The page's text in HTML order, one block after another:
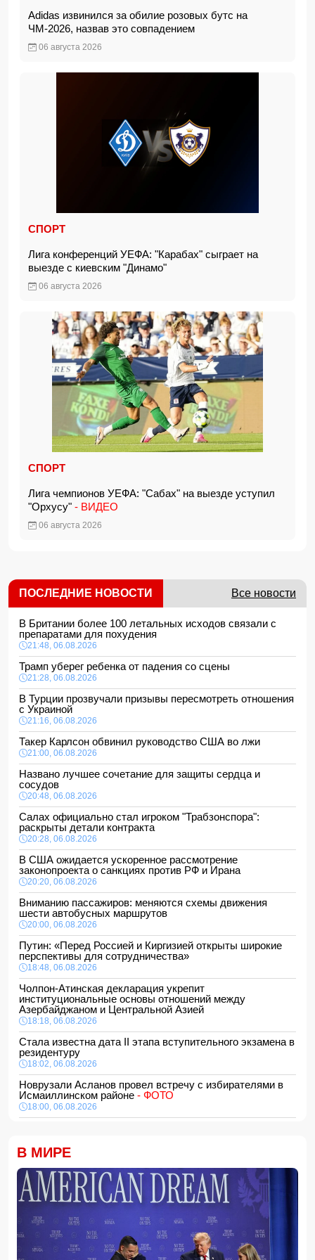
Adidas извинился за обилие розовых бутс на
ЧМ-2026, назвав это совпадением
06 августа 2026
СПОРТ
Лига конференций УЕФА: "Карабах" сыграет на
выезде с киевским "Динамо"
06 августа 2026
СПОРТ
Лига чемпионов УЕФА: "Сабах" на выезде уступил
"Орхусу" - ВИДЕО
06 августа 2026
ПОСЛЕДНИЕ НОВОСТИ Все новости
В Британии более 100 летальных исходов связали с
препаратами для похудения
21:48, 06.08.2026
Трамп уберег ребенка от падения со сцены
21:28, 06.08.2026
В Турции прозвучали призывы пересмотреть отношения
с Украиной
21:16, 06.08.2026
Такер Карлсон обвинил руководство США во лжи
21:00, 06.08.2026
Названо лучшее сочетание для защиты сердца и
сосудов
20:48, 06.08.2026
Салах официально стал игроком "Трабзонспора":
раскрыты детали контракта
20:28, 06.08.2026
В США ожидается ускоренное рассмотрение
законопроекта о санкциях против РФ и Ирана
20:20, 06.08.2026
Вниманию пассажиров: меняются схемы движения
шести автобусных маршрутов
20:00, 06.08.2026
Путин: «Перед Россией и Киргизией открыты широкие
перспективы для сотрудничества»
18:48, 06.08.2026
Чолпон-Атинская декларация укрепит
институциональные основы отношений между
Азербайджаном и Центральной Азией
18:18, 06.08.2026
Стала известна дата II этапа вступительного экзамена в
резидентуру
18:02, 06.08.2026
Новрузали Асланов провел встречу с избирателями в
Исмаиллинском районе - ФОТО
18:00, 06.08.2026
16:48, 06.08.2026
Джейхун Байрамов и Андрей Сибига проводят встречу в
Киеве
16:28, 06.08.2026
Гави покрасил волосы в розовый цвет в честь победы
Испании на ЧМ-2026
16:16, 06.08.2026
США сняли санкции с авиакомпании, обвинявшейся в
В МИРЕ